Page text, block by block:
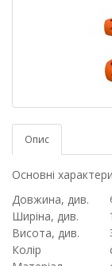
Опис
Основні
Довжина, див.
Ширіна, див.
Висота, див.
Колір